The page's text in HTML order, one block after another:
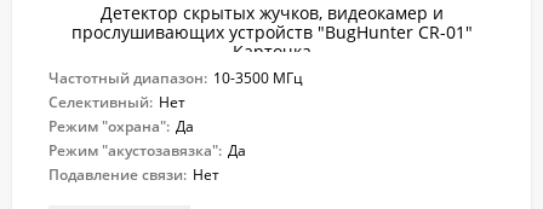
Детектор скрытых жучков, видеокамер и
прослушивающих устройств "BugHunter CR-01"
Карточка
Частотный диапазон: 10-3500 МГц
Селективный: Нет
Режим "охрана": Да
Режим "акустозавязка": Да
Подавление связи: Нет